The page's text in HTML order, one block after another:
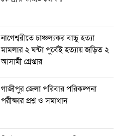
নাগেশ্বরীতে চাঞ্চল্যকর বাচ্চু হত্যা
মামলার ২ ঘন্টা পুর্বেই হত্যায় জড়িত ২
আসামী গ্রেপ্তার
গাজীপুর জেলা পরিবার পরিকল্পনা
পরীক্ষার প্রশ্ন ও সমাধান